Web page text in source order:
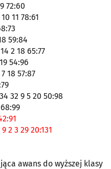
72:60
11 78:61
59:84
2 18 65:77
54:96
18 57:87
32 9 5 20 50:98
2 3 29 20:131
awans do wyższej klasy